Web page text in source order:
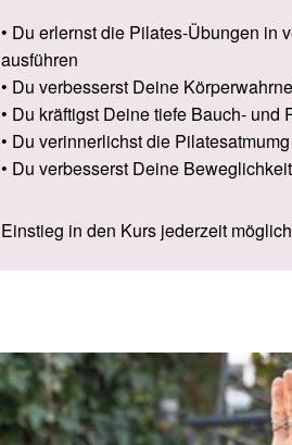
• Du erlernst die Pilates-Übungen in
ausführen
• Du verbesserst Deine
• Du kräftigst Deine tiefe Bauch- und
• Du verinnerlichst die Pilatesatmumg
• Du verbesserst Deine Beweglichkeit
Einstieg in den Kurs jederzeit